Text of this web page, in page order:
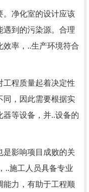
。净化室的设计应该
遇到的污染源。合理
率，..生产环境符合
工程质量起着决定性
同，因此需要根据实
器等设备，并..设备的
是影响项目成败的关
..施工人员具备专业
能力，有助于工程顺